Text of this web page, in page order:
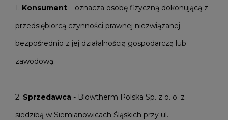
1. Konsument – oznacza osobę fizyczną dokonującą z
przedsiębiorcą czynności prawnej niezwiązanej
bezpośrednio z jej działalnością gospodarczą lub
zawodową.
2. Sprzedawca - Blowtherm Polska Sp. z o. o. z
siedzibą w Siemianowicach Śląskich przy ul.